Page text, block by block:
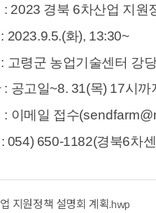
2023 경북 6차산업 지원
화), 13:30~
령군 농업기술센터 강당
공고일~8. 31(목) 17시까
: 이메일 접수(
054) 650-1182(경북6차
지원정책 설명회 계획.hwp